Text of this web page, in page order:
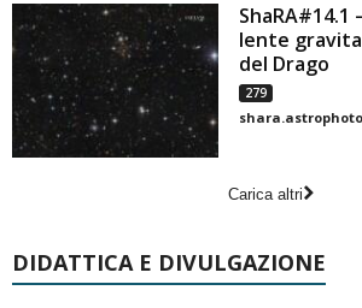
ShaRA#14.1
lente
del Drago
279
Carica altri
DIDATTICA E DIVULGAZIONE